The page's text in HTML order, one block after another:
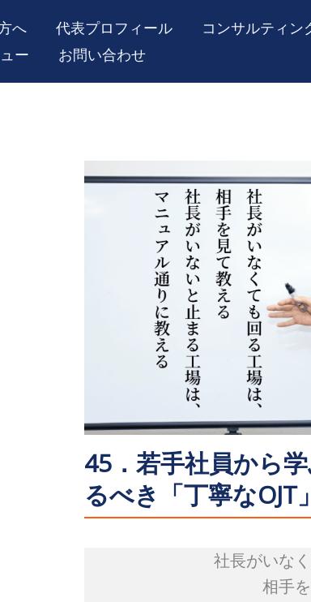
へ 代表プロフィール コンサルティン
ー
お問い合わせ
45．若手社員から
るべき「丁寧なOJT」
社長がいな
相手